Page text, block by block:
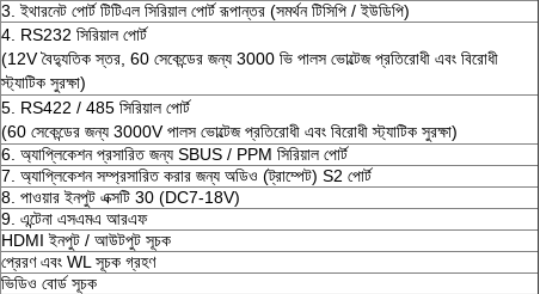
3. ইথারনেট পোর্ট টিটিএল সিরিয়াল পোর্ট রূপান্তর (সমর্থন টিসিপি / ইউডিপি)
4. RS232 সিরিয়াল পোর্ট
(12V বৈদ্যুতিক স্তর, 60 সেকেন্ডের জন্য 3000 ভি পালস ভোল্টেজ প্রতিরোধী এবং বিরোধী
স্ট্যাটিক সুরক্ষা)
5. RS422 / 485 সিরিয়াল পোর্ট
(60 সেকেন্ডের জন্য 3000V পালস ভোল্টেজ প্রতিরোধী এবং বিরোধী স্ট্যাটিক সুরক্ষা)
6. অ্যাপ্লিকেশন প্রসারিত জন্য SBUS / PPM সিরিয়াল পোর্ট
7. অ্যাপ্লিকেশন সম্প্রসারিত করার জন্য অডিও (ট্রাম্পেট) S2 পোর্ট
8. পাওয়ার ইনপুট এক্সটি 30 (DC7-18V)
9. এন্টেনা এসএমএ আরএফ
HDMI ইনপুট / আউটপুট সূচক
প্রেরণ এবং WL সূচক গ্রহণ
ভিডিও বোর্ড সূচক